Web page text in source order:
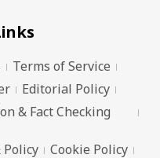
Terms of Service
Editorial Policy
& Fact Checking
Policy
Cookie Policy